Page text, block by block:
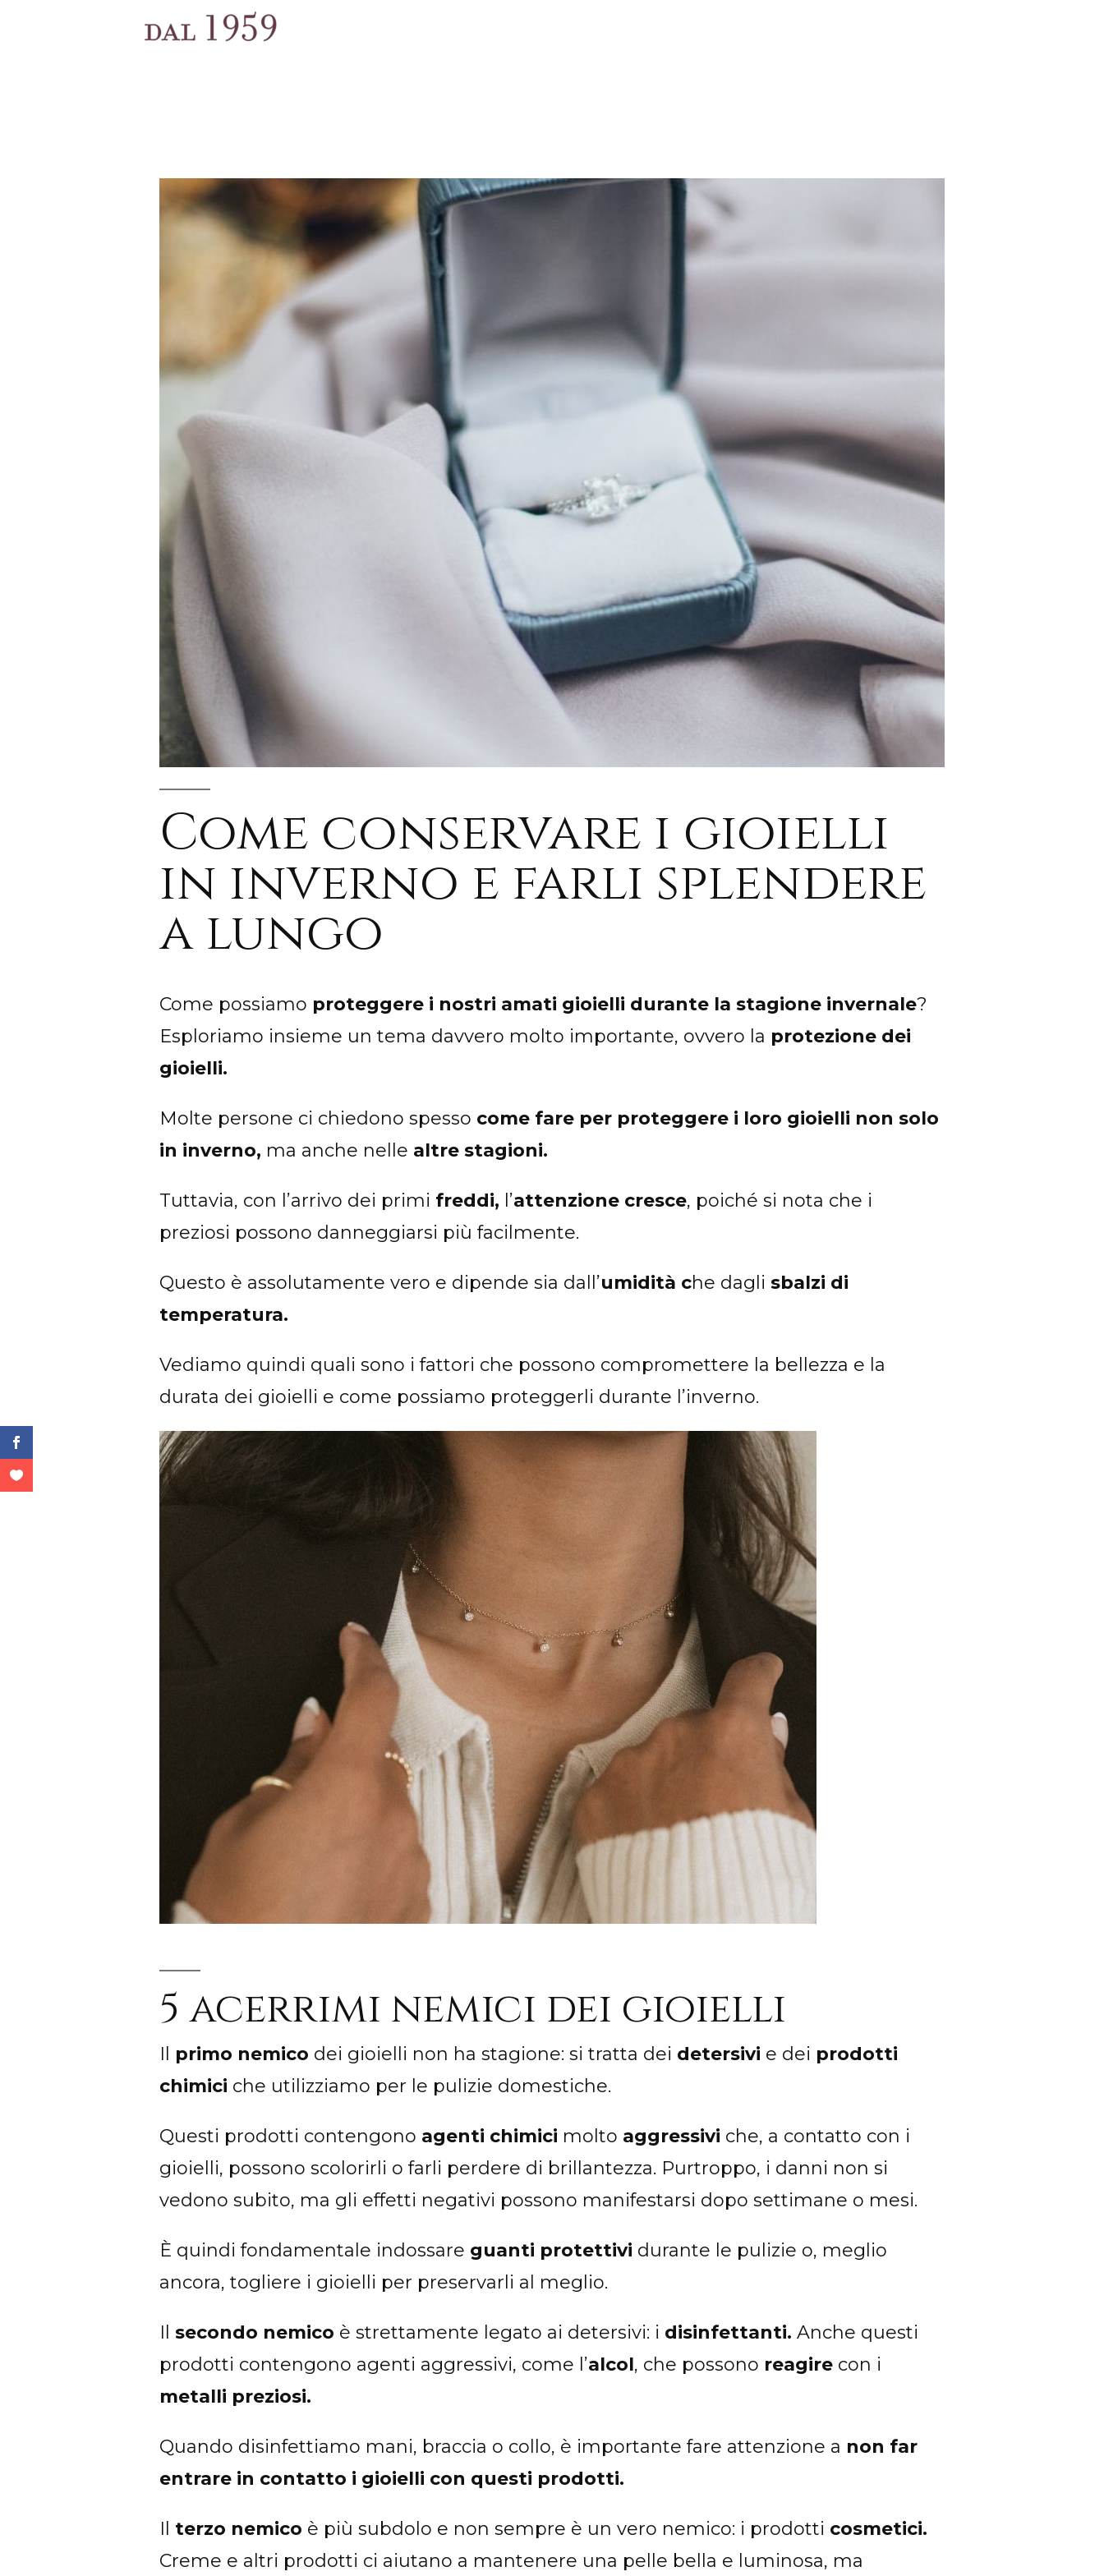
Come conservare i gioielli
in inverno e farli splendere
a lungo
Come possiamo proteggere i nostri amati gioielli durante la stagione invernale?
Esploriamo insieme un tema davvero molto importante, ovvero la protezione dei
gioielli.
Molte persone ci chiedono spesso come fare per proteggere i loro gioielli non solo
in inverno, ma anche nelle altre stagioni.
Tuttavia, con l’arrivo dei primi freddi, l’attenzione cresce, poiché si nota che i
preziosi possono danneggiarsi più facilmente.
Questo è assolutamente vero e dipende sia dall’umidità che daglisbalzi di
temperatura.
Vediamo quindi quali sono i fattori che possono compromettere la bellezza e la
durata dei gioielli e come possiamo proteggerli durante l’inverno.
5 acerrimi nemici dei gioielli
Il primo nemico dei gioielli non ha stagione: si tratta dei detersivi e dei prodotti
chimici che utilizziamo per le pulizie domestiche.
Questi prodotti contengono agenti chimici molto aggressivi che, a contatto con i
gioielli, possono scolorirli o farli perdere di brillantezza. Purtroppo, i danni non si
vedono subito, ma gli effetti negativi possono manifestarsi dopo settimane o mesi.
È quindi fondamentale indossare guanti protettivi durante le pulizie o, meglio
ancora, togliere i gioielli per preservarli al meglio.
Ilsecondo nemico è strettamente legato ai detersivi: i disinfettanti. Anche questi
prodotti contengono agenti aggressivi, come l’alcol, che possono reagire con i
metalli preziosi.
Quando disinfettiamo mani, braccia o collo, è importante fare attenzione a non far
entrare in contatto i gioielli con questi prodotti.
Il terzo nemico è più subdolo e non sempre è un vero nemico: i prodotti cosmetici.
Creme e altri prodotti ci aiutano a mantenere una pelle bella e luminosa, ma